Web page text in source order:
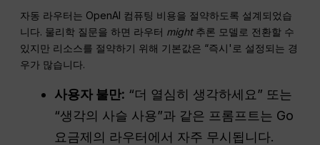
자동 라우터는 OpenAI 컴퓨팅 비용을 절약하도록 설계되었습
니다. 물리학 질문을 하면 라우터 might추론 모델로 전환할 수
있지만 리소스를 절약하기 위해 기본값은 “즉시'로 설정되는 경
우가 많습니다.
사용자 불만: “더 열심히 생각하세요” 또는
“생각의 사슬 사용”과 같은 프롬프트는 Go
요금제의 라우터에서 자주 무시됩니다.